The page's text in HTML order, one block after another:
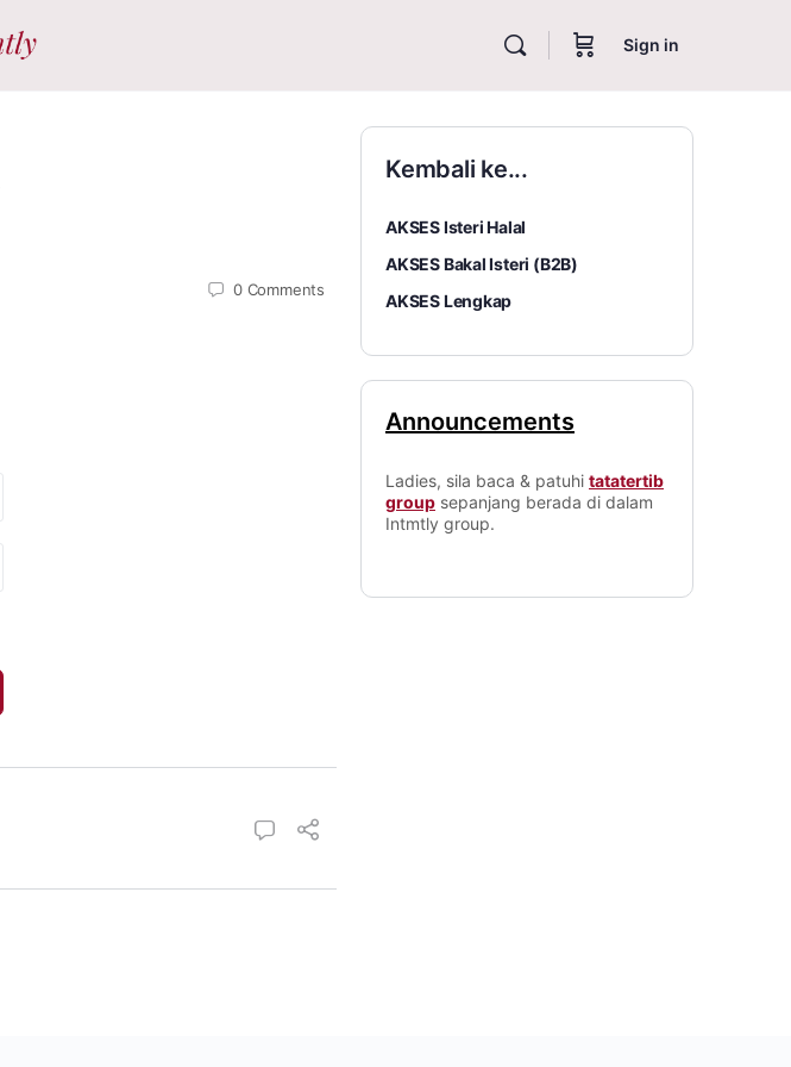
Sign in
0 Comments
Kembali ke...
AKSES Isteri Halal
AKSES Bakal Isteri (B2B)
AKSES Lengkap
Announcements
Ladies, sila baca & patuhi tatatertib
group sepanjang berada di dalam
Intmtly group.